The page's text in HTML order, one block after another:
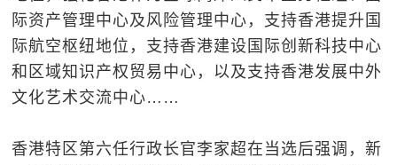
际资产管理中心及风险管理中心，支持香港提升国
际航空枢纽地位，支持香港建设国际创新科技中心
和区域知识产权贸易中心，以及支持香港发展中外
文化艺术交流中心……
香港特区第六任行政长官李家超在当选后强调，新